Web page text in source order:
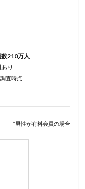
210万人
り
査時点
*男性が有料会員の場合